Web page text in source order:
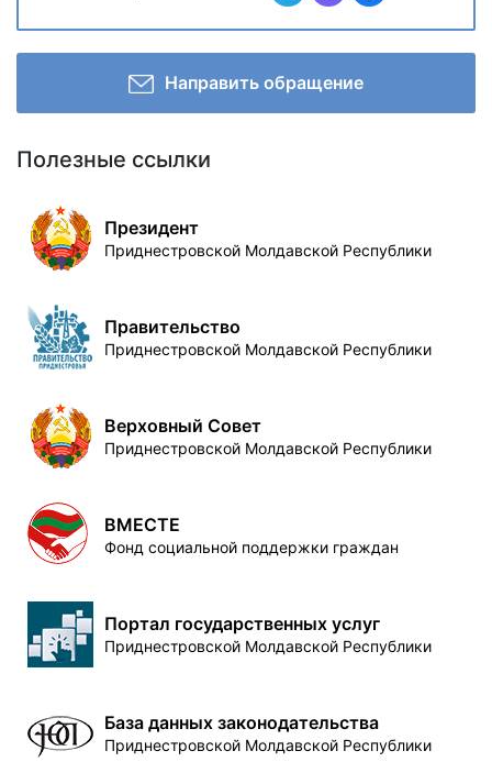
Направить обращение
Полезные ссылки
Президент
Приднестровской Молдавской Республики
Правительство
Приднестровской Молдавской Республики
Верховный Совет
Приднестровской Молдавской Республики
ВМЕСТЕ
Фонд социальной поддержки граждан
Портал государственных услуг
Приднестровской Молдавской Республики
База данных законодательства
Приднестровской Молдавской Республики